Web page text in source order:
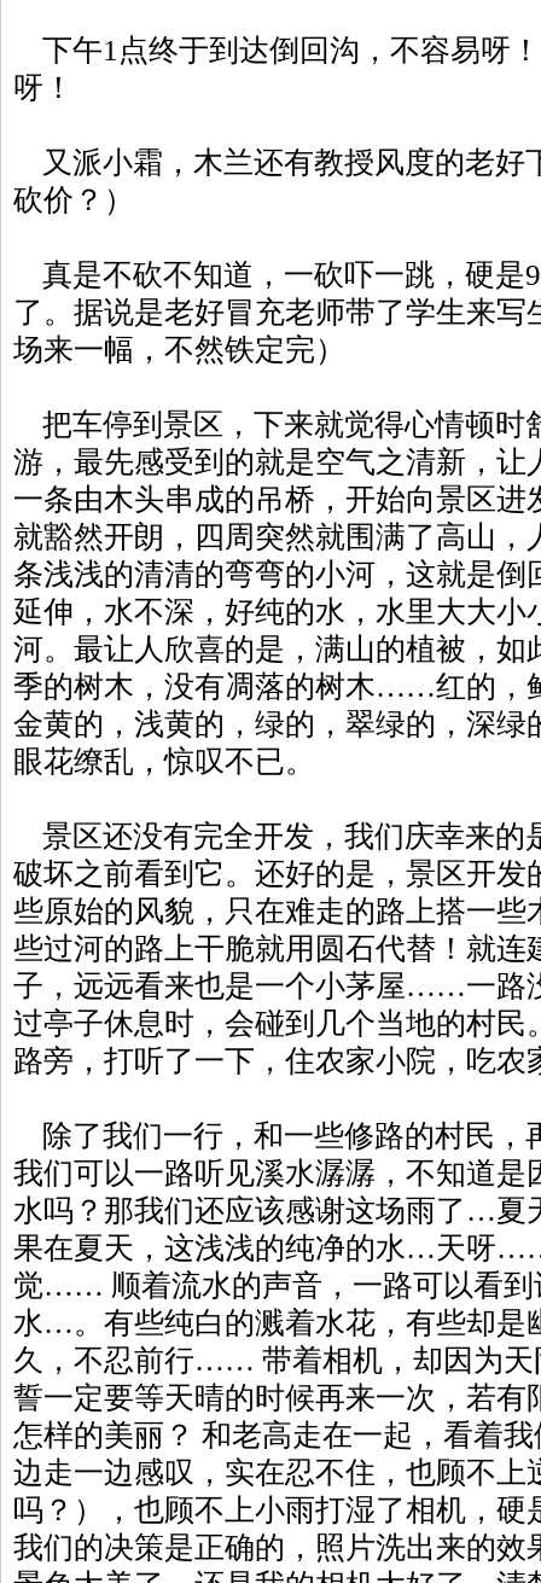
下午1点终于到达倒回沟，不容易呀
呀！
又派小霜，木兰还有教授风度的老好
砍价？）
真是不砍不知道，一砍吓一跳，硬是
了。据说是老好冒充老师带了学生来
场来一幅，不然铁定完）
把车停到景区，下来就觉得心情顿时
游，最先感受到的就是空气之清新，让
一条由木头串成的吊桥，开始向景区进
就豁然开朗，四周突然就围满了高山，
条浅浅的清清的弯弯的小河，这就是倒
延伸，水不深，好纯的水，水里大大小
河。最让人欣喜的是，满山的植被，如
季的树木，没有凋落的树木……红的，
金黄的，浅黄的，绿的，翠绿的，深
眼花缭乱，惊叹不已。
景区还没有完全开发，我们庆幸来的
破坏之前看到它。还好的是，景区开发
些原始的风貌，只在难走的路上搭一些
些过河的路上干脆就用圆石代替！就连
子，远远看来也是一个小茅屋……一路
过亭子休息时，会碰到几个当地的村民
路旁，打听了一下，住农家小院，吃农
除了我们一行，和一些修路的村民，
我们可以一路听见溪水潺潺，不知道是
水吗？那我们还应该感谢这场雨了…夏
果在夏天，这浅浅的纯净的水…天呀
觉…… 顺着流水的声音，一路可以看到
水…。有些纯白的溅着水花，有些却是
久，不忍前行…… 带着相机，却因为天
誓一定要等天晴的时候再来一次，若有
怎样的美丽？ 和老高走在一起，看着
边走一边感叹，实在忍不住，也顾不上
吗？），也顾不上小雨打湿了相机，
我们的决策是正确的，照片洗出来的效